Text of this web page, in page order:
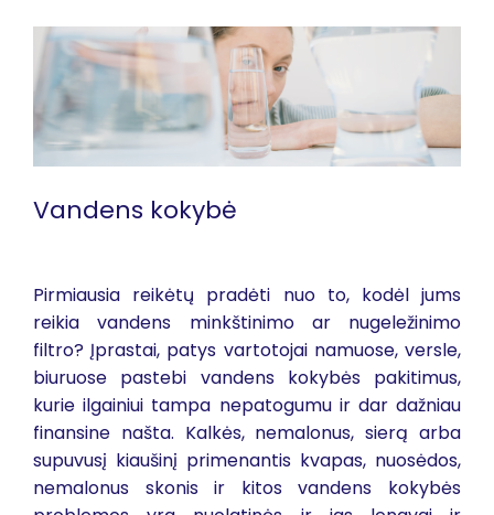
Vandens kokybė
Pirmiausia reikėtų pradėti nuo to, kodėl jums
reikia vandens minkštinimo ar nugeležinimo
filtro? Įprastai, patys vartotojai namuose, versle,
biuruose pastebi vandens kokybės pakitimus,
kurie ilgainiui tampa nepatogumu ir dar dažniau
finansine našta. Kalkės, nemalonus, sierą arba
supuvusį kiaušinį primenantis kvapas, nuosėdos,
nemalonus skonis ir kitos vandens kokybės